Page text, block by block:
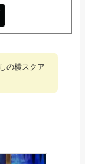
の横スクア